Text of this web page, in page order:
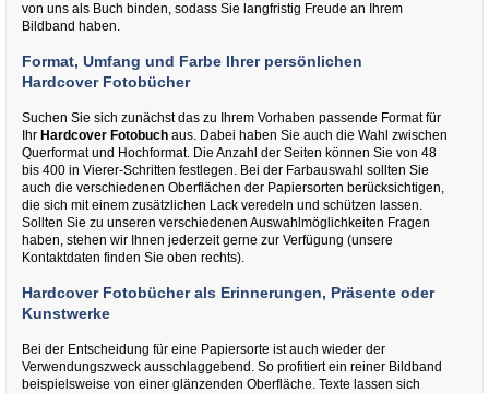
von uns als Buch binden, sodass Sie langfristig Freude an Ihrem
Bildband haben.
Format, Umfang und Farbe Ihrer persönlichen
Hardcover Fotobücher
Suchen Sie sich zunächst das zu Ihrem Vorhaben passende Format für
Ihr Hardcover Fotobuch aus. Dabei haben Sie auch die Wahl zwischen
Querformat und Hochformat. Die Anzahl der Seiten können Sie von 48
bis 400 in Vierer-Schritten festlegen. Bei der Farbauswahl sollten Sie
auch die verschiedenen Oberflächen der Papiersorten berücksichtigen,
die sich mit einem zusätzlichen Lack veredeln und schützen lassen.
Sollten Sie zu unseren verschiedenen Auswahlmöglichkeiten Fragen
haben, stehen wir Ihnen jederzeit gerne zur Verfügung (unsere
Kontaktdaten finden Sie oben rechts).
Hardcover Fotobücher als Erinnerungen, Präsente oder
Kunstwerke
Bei der Entscheidung für eine Papiersorte ist auch wieder der
Verwendungszweck ausschlaggebend. So profitiert ein reiner Bildband
beispielsweise von einer glänzenden Oberfläche. Texte lassen sich